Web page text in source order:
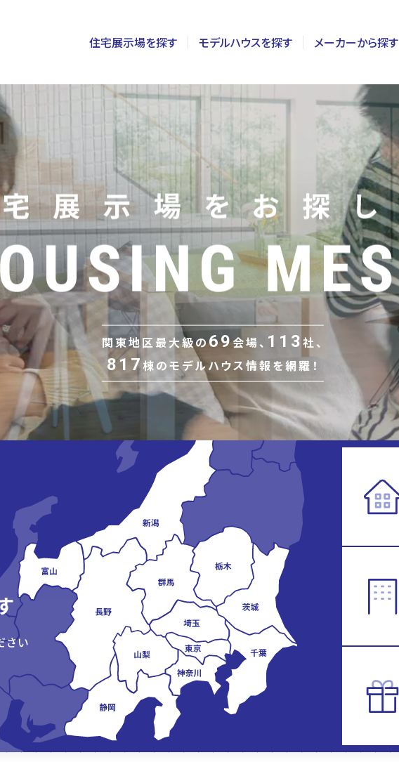
住宅展示場を探す
東京
神奈川
千葉
埼玉
茨城
栃木
群馬
山梨
長野
静岡
富山
モデルハウスを探す メーカーから探す
関東地区最大級の69会場、 113社、
817棟のモデルハウス情報を網羅！